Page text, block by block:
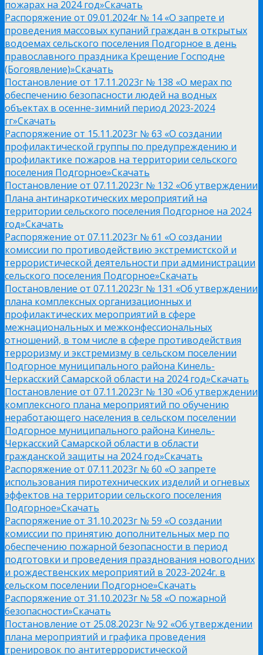
пожарах на 2024 год»Скачать
Распоряжение от 09.01.2024г № 14 «О запрете и
проведения массовых купаний граждан в открытых
водоемах сельского поселения Подгорное в день
православного праздника Крещение Господне
(Богоявление)»Скачать
Постановление от 17.11.2023г № 138 «О мерах по
обеспечению безопасности людей на водных
объектах в осенне-зимний период 2023-2024
гг»Скачать
Распоряжение от 15.11.2023г № 63 «О создании
профилактической группы по предупреждению и
профилактике пожаров на территории сельского
поселения Подгорное»Скачать
Постановление от 07.11.2023г № 132 «Об утверждении
Плана антинаркотических мероприятий на
территории сельского поселения Подгорное на 2024
год»Скачать
Распоряжение от 07.11.2023г № 61 «О создании
комиссии по противодействию экстремистской и
террористической деятельности при администрации
сельского поселения Подгорное»Скачать
Постановление от 07.11.2023г № 131 «Об утверждении
плана комплексных организационных и
профилактических мероприятий в сфере
межнациональных и межконфессиональных
отношений, в том числе в сфере противодействия
терроризму и экстремизму в сельском поселении
Подгорное муниципального района Кинель-
Черкасский Самарской области на 2024 год»Скачать
Постановление от 07.11.2023г № 130 «Об утверждении
комплексного плана мероприятий по обучению
неработающего населения в сельском поселении
Подгорное муниципального района Кинель-
Черкасский Самарской области в области
гражданской защиты на 2024 год»Скачать
Распоряжение от 07.11.2023г № 60 «О запрете
использования пиротехнических изделий и огневых
эффектов на территории сельского поселения
Подгорное»Скачать
Распоряжение от 31.10.2023г № 59 «О создании
комиссии по принятию дополнительных мер по
обеспечению пожарной безопасности в период
подготовки и проведения празднования новогодних
и рождественских мероприятий в 2023-2024г. в
сельском поселении Подгорное»Скачать
Распоряжение от 31.10.2023г № 58 «О пожарной
безопасности»Скачать
Постановление от 25.08.2023г № 92 «Об утверждении
плана мероприятий и графика проведения
тренировок по антитеррористической